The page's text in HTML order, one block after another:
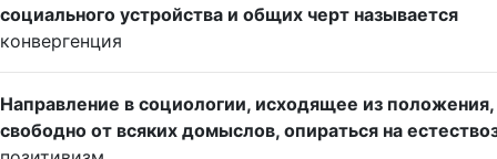
социального устройства и общих черт называется
конвергенция
Направление в социологии, исходящее из
свободно от всяких домыслов, опираться на